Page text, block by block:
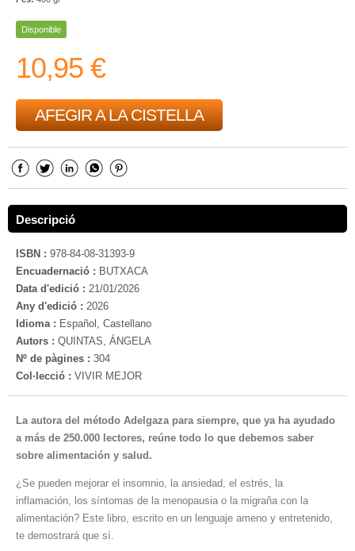
Disponible
10,95 €
AFEGIR A LA CISTELLA
Descripció
ISBN : 978-84-08-31393-9
Encuadernació : BUTXACA
Data d'edició : 21/01/2026
Any d'edició : 2026
Idioma : Español, Castellano
Autors : QUINTAS, ÁNGELA
Nº de pàgines : 304
Col·lecció : VIVIR MEJOR
La autora del método Adelgaza para siempre, que ya ha ayudado
a más de 250.000 lectores, reúne todo lo que debemos saber
sobre alimentación y salud.
¿Se pueden mejorar el insomnio, la ansiedad, el estrés, la
inflamación, los síntomas de la menopausia o la migraña con la
alimentación? Este libro, escrito en un lenguaje ameno y entretenido,
te demostrará que sí.